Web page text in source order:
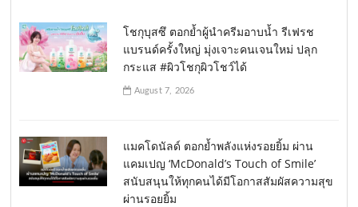
โชกุบุสซึ ตอกย้ำผู้นำครีมอาบน้ำ รีเฟรช
แบรนด์ครั้งใหญ่ มุ่งเจาะคนเจนใหม่ ปลุก
กระแส #ผิวโชกุผิวโชว์ได้
August 7, 2026
แมคโดนัลด์ ตอกย้ำพลังแห่งรอยยิ้ม ผ่าน
แคมเปญ ‘McDonald’s Touch of Smile’
สนับสนุนให้ทุกคนได้มีโอกาสสัมผัสความสุข
ผ่านรอยยิ้ม